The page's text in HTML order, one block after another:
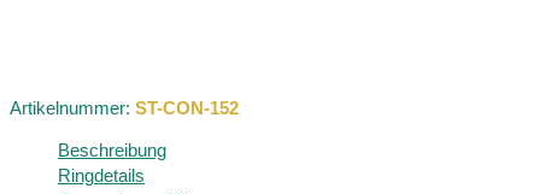
Artikelnummer: ST-CON-152
Beschreibung
Ringdetails